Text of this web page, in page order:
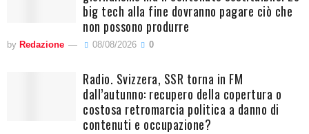
big tech alla fine dovranno pagare ciò che
non possono produrre
by Redazione 08/08/2026 0
Radio. Svizzera, SSR torna in FM
dall’autunno: recupero della copertura o
costosa retromarcia politica a danno di
contenuti e occupazione?